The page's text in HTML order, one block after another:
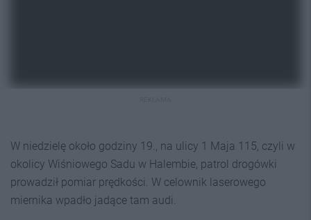
W niedzielę około godziny 19., na ulicy 1 Maja 115, czyli w
okolicy Wiśniowego Sadu w Halembie, patrol drogówki
prowadził pomiar prędkości. W celownik laserowego
miernika wpadło jadące tam audi.